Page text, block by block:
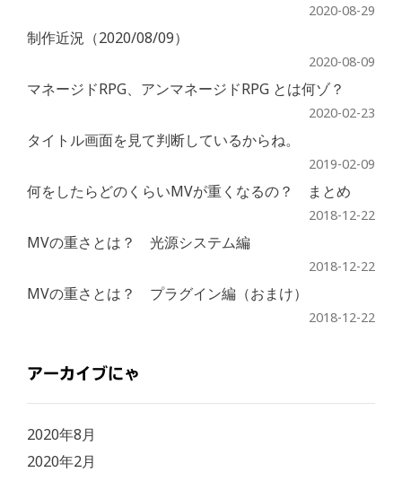
2020-08-29
制作近況（2020/08/09）
2020-08-09
マネージドRPG、アンマネージドRPG とは何ゾ？
2020-02-23
タイトル画面を見て判断しているからね。
2019-02-09
何をしたらどのくらいMVが重くなるの？ まとめ
2018-12-22
MVの重さとは？ 光源システム編
2018-12-22
MVの重さとは？ プラグイン編（おまけ）
2018-12-22
アーカイブにゃ
2020年8月
2020年2月